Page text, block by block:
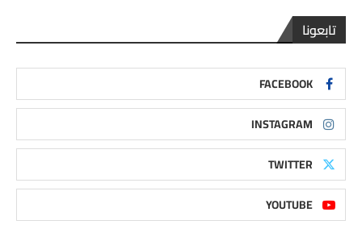
تابعونا
FACEBOOK
INSTAGRAM
TWITTER
YOUTUBE